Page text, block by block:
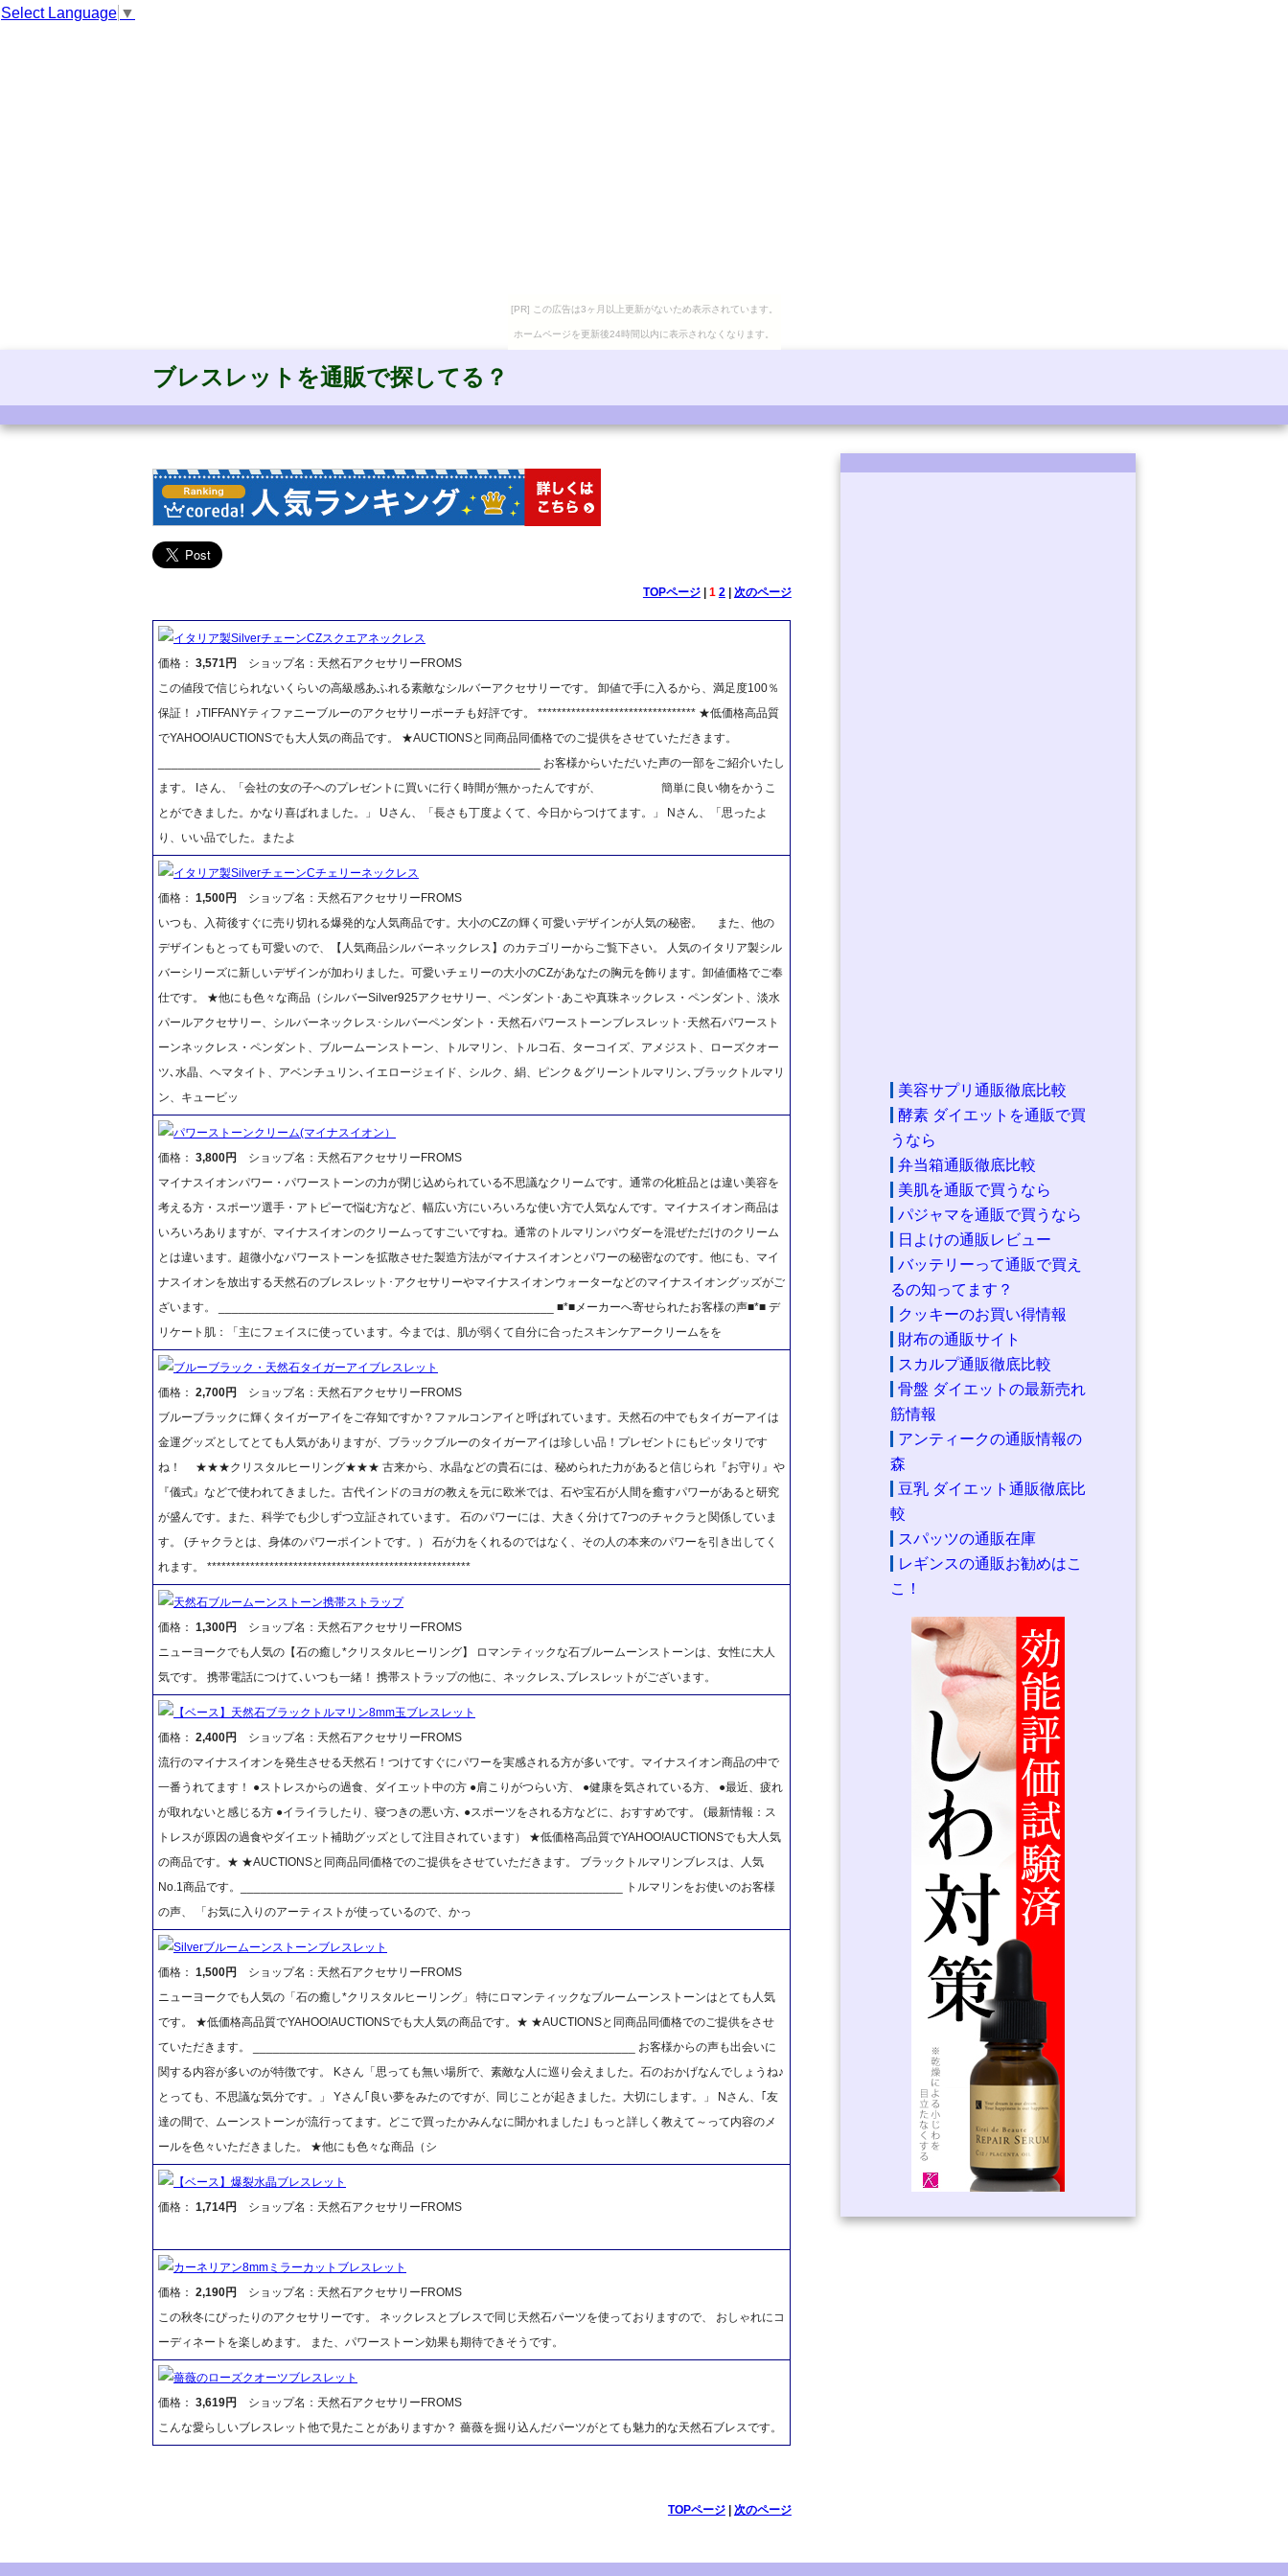
Select Language ▼
[PR] この広告は3ヶ月以上更新がないため表示されています。
ホームページを更新後24時間以内に表示されなくなります。
ブレスレットを通販で探してる？
TOPページ| 1 2| 次のページ
イタリア製SilverチェーンCZスクエアネックレス
価格： 3,571円
ショップ名：天然石アクセサリーFROMS
この値段で信じられないくらいの高級感あふれる素敵なシルバーアクセサリーです。 卸値で手に入るから、満足度100％
保証！ ♪TIFFANYティファニーブルーのアクセサリーポーチも好評です。 ********************************* ★低価格高品質
でYAHOO!AUCTIONSでも大人気の商品です。 ★AUCTIONSと同商品同価格でのご提供をさせていただきます。
_________________________________________________________ お客様からいただいた声の一部をご紹介いたし
ます。 Iさん、「会社の女の子へのプレゼントに買いに行く時間が無かったんですが、 簡単に良い物をかうこ
とができました。かなり喜ばれました。」 Uさん、「長さも丁度よくて、今日からつけてます。」 Nさん、「思ったよ
り、いい品でした。またよ
イタリア製SilverチェーンCチェリーネックレス
価格： 1,500円
ショップ名：天然石アクセサリーFROMS
いつも、入荷後すぐに売り切れる爆発的な人気商品です。大小のCZの輝く可愛いデザインが人気の秘密。 また、他の
デザインもとっても可愛いので、【人気商品シルバーネックレス】のカテゴリーからご覧下さい。 人気のイタリア製シル
バーシリーズに新しいデザインが加わりました。可愛いチェリーの大小のCZがあなたの胸元を飾ります。卸値価格でご奉
仕です。 ★他にも色々な商品（シルバーSilver925アクセサリー、ペンダント･あこや真珠ネックレス・ペンダント、淡水
パールアクセサリー、シルバーネックレス･シルバーペンダント・天然石パワーストーンブレスレット･天然石パワースト
ーンネックレス・ペンダント、ブルームーンストーン、トルマリン、トルコ石、ターコイズ、アメジスト、ローズクオー
ツ､水晶、ヘマタイト、アベンチュリン､イエロージェイド、シルク、絹、ピンク＆グリーントルマリン､ブラックトルマリ
ン、キュービッ
パワーストーンクリーム(マイナスイオン）
価格： 3,800円
ショップ名：天然石アクセサリーFROMS
マイナスイオンパワー・パワーストーンの力が閉じ込められている不思議なクリームです。通常の化粧品とは違い美容を
考える方・スポーツ選手・アトピーで悩む方など、幅広い方にいろいろな使い方で人気なんです。マイナスイオン商品は
いろいろありますが、マイナスイオンのクリームってすごいですね。通常のトルマリンパウダーを混ぜただけのクリーム
とは違います。超微小なパワーストーンを拡散させた製造方法がマイナスイオンとパワーの秘密なのです。他にも、マイ
ナスイオンを放出する天然石のブレスレット･アクセサリーやマイナスイオンウォーターなどのマイナスイオングッズがご
ざいます。 __________________________________________________ ■*■メーカーへ寄せられたお客様の声■*■ デ
リケート肌：「主にフェイスに使っています。今までは、肌が弱くて自分に合ったスキンケアークリームをを
ブルーブラック・天然石タイガーアイブレスレット
価格： 2,700円
ショップ名：天然石アクセサリーFROMS
ブルーブラックに輝くタイガーアイをご存知ですか？ファルコンアイと呼ばれています。天然石の中でもタイガーアイは
金運グッズとしてとても人気がありますが、ブラックブルーのタイガーアイは珍しい品！プレゼントにもピッタリです
ね！ ★★★クリスタルヒーリング★★★ 古来から、水晶などの貴石には、秘められた力があると信じられ『お守り』や
『儀式』などで使われてきました。古代インドのヨガの教えを元に欧米では、石や宝石が人間を癒すパワーがあると研究
が盛んです。また、科学でも少しずつ立証されています。 石のパワーには、大きく分けて7つのチャクラと関係していま
す。 (チャクラとは、身体のパワーポイントです。） 石が力をくれるのではなく、その人の本来のパワーを引き出してく
れます。 *******************************************************
天然石ブルームーンストーン携帯ストラップ
価格： 1,300円
ショップ名：天然石アクセサリーFROMS
ニューヨークでも人気の【石の癒し*クリスタルヒーリング】 ロマンティックな石ブルームーンストーンは、女性に大人
気です。 携帯電話につけて､いつも一緒！ 携帯ストラップの他に、ネックレス､ブレスレットがございます。
【ベース】天然石ブラックトルマリン8mm玉ブレスレット
価格： 2,400円
ショップ名：天然石アクセサリーFROMS
流行のマイナスイオンを発生させる天然石！つけてすぐにパワーを実感される方が多いです。マイナスイオン商品の中で
一番うれてます！ ●ストレスからの過食、ダイエット中の方 ●肩こりがつらい方、 ●健康を気されている方、 ●最近、疲れ
が取れないと感じる方 ●イライラしたり、寝つきの悪い方､ ●スポーツをされる方などに、おすすめです。 (最新情報：ス
トレスが原因の過食やダイエット補助グッズとして注目されています） ★低価格高品質でYAHOO!AUCTIONSでも大人気
の商品です。★ ★AUCTIONSと同商品同価格でのご提供をさせていただきます。 ブラックトルマリンブレスは、人気
No.1商品です。_________________________________________________________ トルマリンをお使いのお客様
の声、 「お気に入りのアーティストが使っているので、かっ
Silverブルームーンストーンブレスレット
価格： 1,500円
ショップ名：天然石アクセサリーFROMS
ニューヨークでも人気の「石の癒し*クリスタルヒーリング」 特にロマンティックなブルームーンストーンはとても人気
です。 ★低価格高品質でYAHOO!AUCTIONSでも大人気の商品です。★ ★AUCTIONSと同商品同価格でのご提供をさせ
ていただきます。 _________________________________________________________ お客様からの声も出会いに
関する内容が多いのが特徴です。 Kさん「思っても無い場所で、素敵な人に巡り会えました。石のおかげなんでしょうね♪
とっても、不思議な気分です。」 Yさん｢良い夢をみたのですが、同じことが起きました。大切にします。」 Nさん、｢友
達の間で、ムーンストーンが流行ってます。どこで買ったかみんなに聞かれました｣ もっと詳しく教えて～って内容のメ
ールを色々いただきました。 ★他にも色々な商品（シ
【ベース】爆裂水晶ブレスレット
価格： 1,714円 ショップ名：天然石アクセサリーFROMS
カーネリアン8mmミラーカットブレスレット
価格： 2,190円
ショップ名：天然石アクセサリーFROMS
この秋冬にぴったりのアクセサリーです。 ネックレスとブレスで同じ天然石パーツを使っておりますので、 おしゃれにコ
ーディネートを楽しめます。 また、パワーストーン効果も期待できそうです。
薔薇のローズクオーツブレスレット
価格： 3,619円
ショップ名：天然石アクセサリーFROMS
こんな愛らしいブレスレット他で見たことがありますか？ 薔薇を掘り込んだパーツがとても魅力的な天然石ブレスです。
TOPページ| 次のページ
美容サプリ通販徹底比較
酵素 ダイエットを通販で買
うなら
弁当箱通販徹底比較
美肌を通販で買うなら
パジャマを通販で買うなら
日よけの通販レビュー
バッテリーって通販で買え
るの知ってます？
クッキーのお買い得情報
財布の通販サイト
スカルプ通販徹底比較
骨盤 ダイエットの最新売れ
筋情報
アンティークの通販情報の
森
豆乳 ダイエット通販徹底比
較
スパッツの通販在庫
レギンスの通販お勧めはこ
こ！